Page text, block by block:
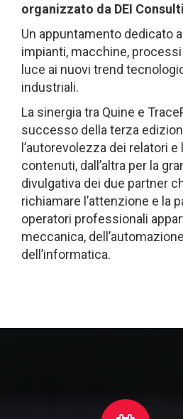
organizzato da DEI
Un appuntamento dedicato
impianti, macchine,
luce ai nuovi trend
industriali.
La sinergia tra Quine e
successo della terza
l’autorevolezza dei relatori e
contenuti, dall’altra per la
divulgativa dei due partner
richiamare l’attenzione e la
operatori professionali
meccanica,
dell’informatica.